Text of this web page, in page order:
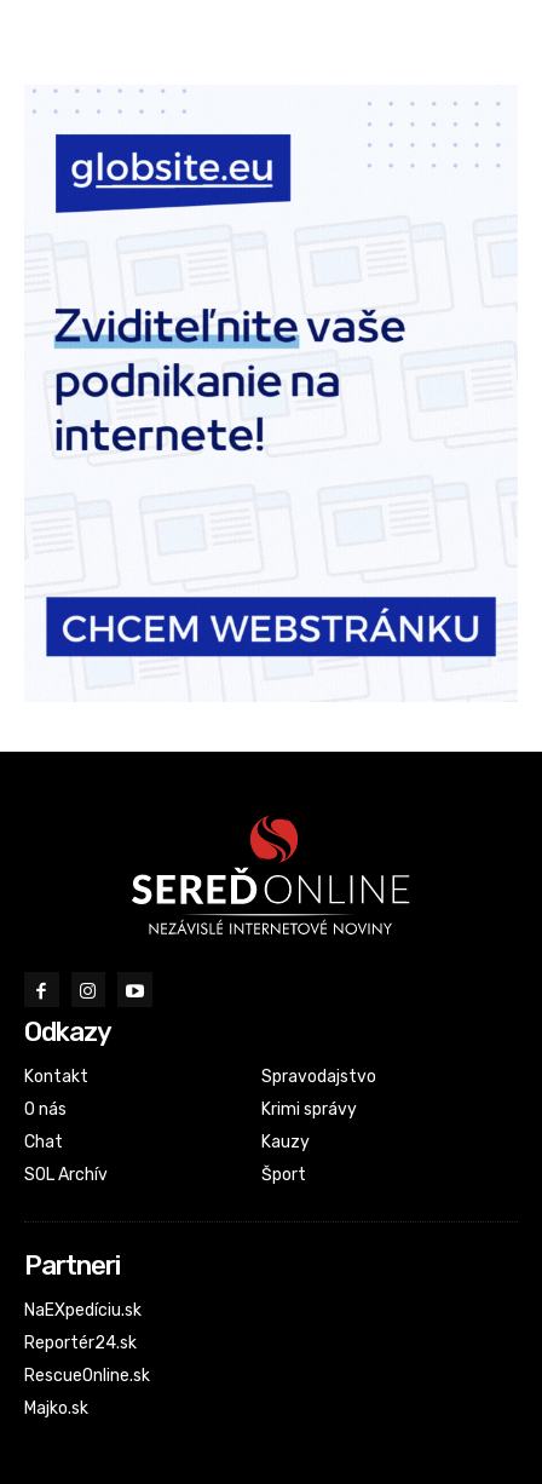
Odkazy
Kontakt
O nás
Chat
SOL Archív
Spravodajstvo
Krimi správy
Kauzy
Šport
Partneri
NaEXpedíciu.sk
Reportér24.sk
RescueOnline.sk
Majko.sk